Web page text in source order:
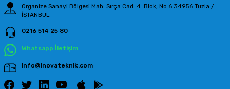
Organize Sanayi Bölgesi Mah. Sırça Cad. 4. Blok, No:6 34956 Tuzla /
İSTANBUL
0216 514 25 80
Whatsapp İletişim
info@inovateknik.com